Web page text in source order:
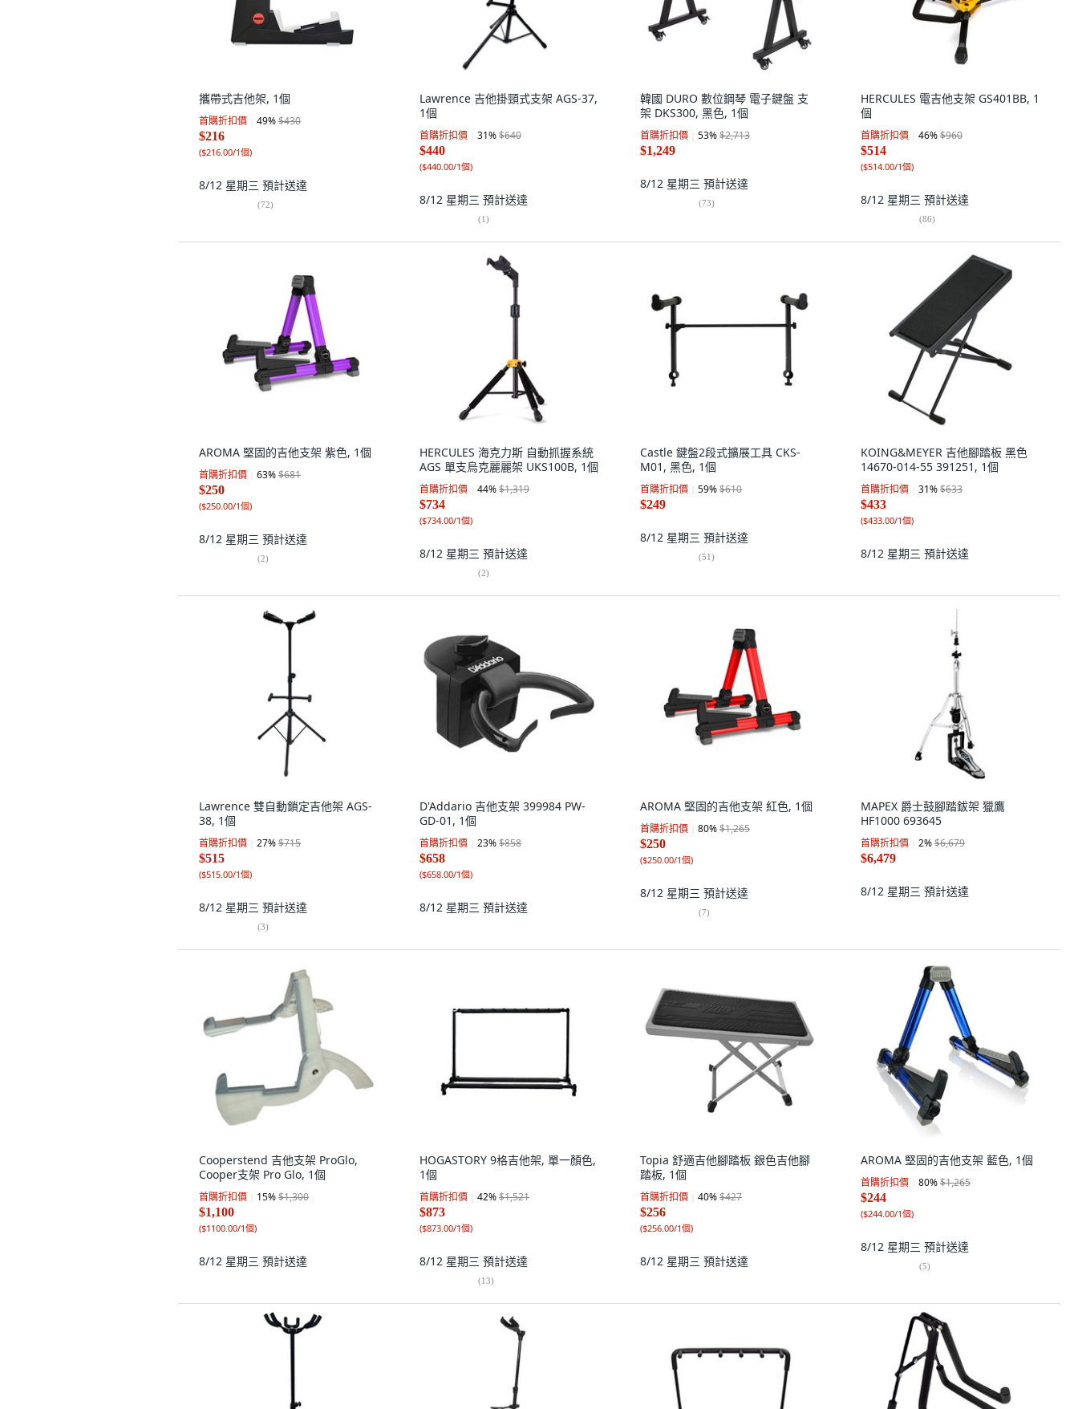
攜帶式吉他架, 1個
首購折扣價 49%$430
$216
($216.00/1個)
8/12 星期三 預計送達
(72)
Lawrence 吉他掛頸式支架 AGS-37,
1個
首購折扣價 31%$640
$440
($440.00/1個)
8/12 星期三 預計送達
(1)
韓國 DURO 數位鋼琴 電子鍵盤 支
架 DKS300, 黑色, 1個
首購折扣價 53%$2,713
$1,249
8/12 星期三 預計送達
(73)
HERCULES 電吉他支架 GS401BB, 1
個
首購折扣價 46%$960
$514
($514.00/1個)
8/12 星期三 預計送達
(86)
AROMA 堅固的吉他支架 紫色, 1個
首購折扣價 63%$681
$250
($250.00/1個)
8/12 星期三 預計送達
(2)
HERCULES 海克力斯 自動抓握系統
AGS 單支烏克麗麗架 UKS100B, 1個
首購折扣價 44%$1,319
$734
($734.00/1個)
8/12 星期三 預計送達
(2)
Castle 鍵盤2段式擴展工具 CKS-
M01, 黑色, 1個
首購折扣價 59%$610
$249
8/12 星期三 預計送達
(51)
KOING&MEYER 吉他腳踏板 黑色
14670-014-55 391251, 1個
首購折扣價 31%$633
$433
($433.00/1個)
8/12 星期三 預計送達
Lawrence 雙自動鎖定吉他架 AGS-
38, 1個
首購折扣價 27%$715
$515
($515.00/1個)
8/12 星期三 預計送達
(3)
D'Addario 吉他支架 399984 PW-
GD-01, 1個
首購折扣價 23%$858
$658
($658.00/1個)
8/12 星期三 預計送達
AROMA 堅固的吉他支架 紅色, 1個
首購折扣價 80%$1,265
$250
($250.00/1個)
8/12 星期三 預計送達
(7)
MAPEX 爵士鼓腳踏鈸架 獵鷹
HF1000 693645
首購折扣價 2%$6,679
$6,479
8/12 星期三 預計送達
Cooperstend 吉他支架 ProGlo,
Cooper支架 Pro Glo, 1個
首購折扣價 15%$1,300
$1,100
($1100.00/1個)
8/12 星期三 預計送達
HOGASTORY 9格吉他架, 單一顏色,
1個
首購折扣價 42%$1,521
$873
($873.00/1個)
8/12 星期三 預計送達
(13)
Topia 舒適吉他腳踏板 銀色吉他腳
踏板, 1個
首購折扣價 40%$427
$256
($256.00/1個)
8/12 星期三 預計送達
AROMA 堅固的吉他支架 藍色, 1個
首購折扣價 80%$1,265
$244
($244.00/1個)
8/12 星期三 預計送達
(5)